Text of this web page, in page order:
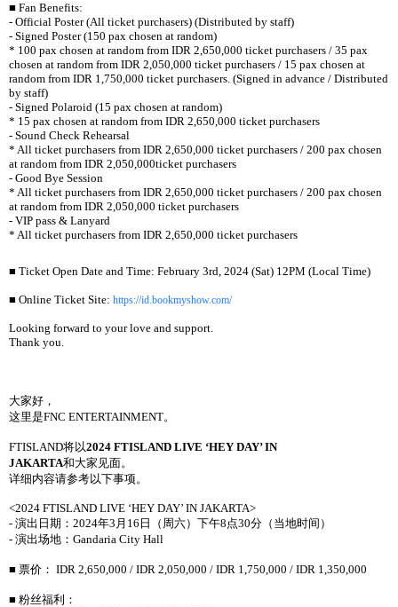
■ Fan Benefits:
- Official Poster (All ticket purchasers) (Distributed by staff)
- Signed Poster (150 pax chosen at random)
* 100 pax chosen at random from IDR 2,650,000 ticket purchasers / 35 pax
chosen at random from IDR 2,050,000 ticket purchasers / 15 pax chosen at
random from IDR 1,750,000 ticket purchasers. (Signed in advance / Distributed
by staff)
- Signed Polaroid (15 pax chosen at random)
* 15 pax chosen at random from IDR 2,650,000 ticket purchasers
- Sound Check Rehearsal
* All ticket purchasers from IDR 2,650,000 ticket purchasers / 200 pax chosen
at random from IDR 2,050,000ticket purchasers
- Good Bye Session
* All ticket purchasers from IDR 2,650,000 ticket purchasers / 200 pax chosen
at random from IDR 2,050,000 ticket purchasers
- VIP pass & Lanyard
* All ticket purchasers from IDR 2,650,000 ticket purchasers
■ Ticket Open Date and Time: February 3rd, 2024 (Sat) 12PM (Local Time)
■ Online Ticket Site: https://id.bookmyshow.com/
Looking forward to your love and support.
Thank you.
大家好，
这里是FNC ENTERTAINMENT。
FTISLAND将以2024 FTISLAND LIVE ‘HEY DAY’ IN
JAKARTA和大家见面。
详细内容请参考以下事项。
<2024 FTISLAND LIVE ‘HEY DAY’ IN JAKARTA>
- 演出日期：2024年3月16日（周六）下午8点30分（当地时间）
- 演出场地： Gandaria City Hall
■ 票价： IDR 2,650,000 / IDR 2,050,000 / IDR 1,750,000 / IDR 1,350,000
■ 粉丝福利：